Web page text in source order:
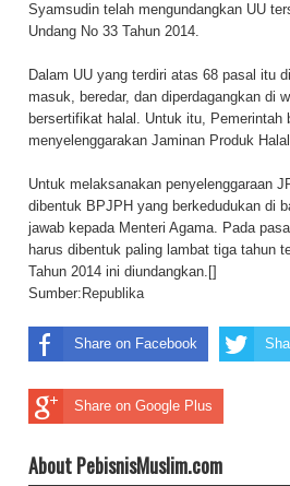
Syamsudin telah mengundangkan UU
Undang No 33 Tahun 2014.
Dalam UU yang terdiri atas 68 pasal itu
masuk, beredar, dan diperdagangkan di
bersertifikat halal. Untuk itu, Pemerintah
menyelenggarakan Jaminan Produk
Untuk melaksanakan penyelenggaraan
dibentuk BPJPH yang berkedudukan di
jawab kepada Menteri Agama. Pada
harus dibentuk paling lambat tiga tahun
Tahun 2014 ini diundangkan.[]
Sumber: Republika
Share on Facebook
Share on Google Plus
About PebisnisMuslim.com